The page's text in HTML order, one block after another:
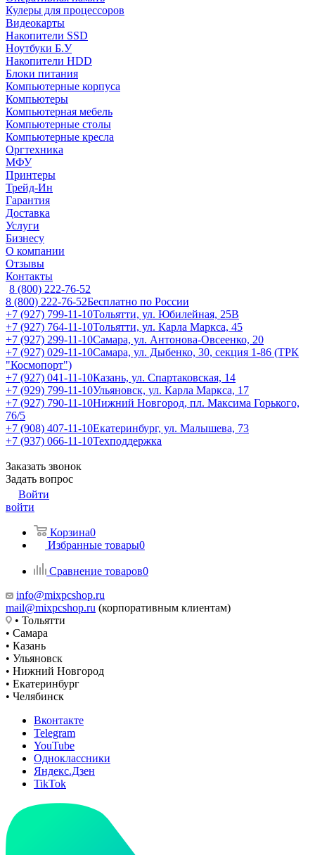
Кулеры для процессоров
Видеокарты
Накопители SSD
Ноутбуки Б.У
Накопители HDD
Блоки питания
Компьютерные корпуса
Компьютеры
Компьютерная мебель
Компьютерные столы
Компьютерные кресла
Оргтехника
МФУ
Принтеры
Трейд-Ин
Гарантия
Доставка
Услуги
Бизнесу
О компании
Отзывы
Контакты
8 (800) 222-76-52
8 (800) 222-76-52Бесплатно по России
+7 (927) 799-11-10Тольятти, ул. Юбилейная, 25В
+7 (927) 764-11-10Тольятти, ул. Карла Маркса, 45
+7 (927) 299-11-10Самара, ул. Антонова-Овсеенко, 20
+7 (927) 029-11-10Самара, ул. Дыбенко, 30, секция 1-86 (ТРК
"Космопорт")
+7 (927) 041-11-10Казань, ул. Спартаковская, 14
+7 (929) 799-11-10Ульяновск, ул. Карла Маркса, 17
+7 (927) 790-11-10Нижний Новгород, пл. Максима Горького,
76/5
+7 (908) 407-11-10Екатеринбург, ул. Малышева, 73
+7 (937) 066-11-10Техподдержка
Заказать звонок
Задать вопрос
Войти
войти
Корзина0
Избранные товары0
Сравнение товаров0
info@mixpcshop.ru
mail@mixpcshop.ru (корпоративным клиентам)
• Тольятти
• Самара
• Казань
• Ульяновск
• Нижний Новгород
• Екатеринбург
• Челябинск
Вконтакте
Telegram
YouTube
Одноклассники
Яндекс.Дзен
TikTok